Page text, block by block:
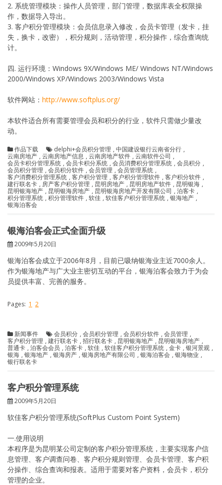
2. 系统管理模块：操作人员管理，部门管理，数据库表全权限操
作，数据导入导出。
3. 客户积分管理模块：会员信息录入修改，会员卡管理（发卡，挂
失，换卡，改密），积分规则，活动管理，积分操作，综合查询统
计。
四. 运行环境：Windows 9X/Windows ME/ Windows NT/Windows
2000/Windows XP/Windows 2003/Windows Vista
软件网站： http://www.softplus.org/
本软件适合所有需要管理会员和积分的行业，软件只需做少量改
动。
作品下载 delphi+会员积分管理 , 中国建设银行云南省分行 ,
云南房地产 , 云南房地产信息 , 云南房地产软件 , 云南软件公司 ,
会员卡积分管理系统 , 会员卡积分系统 , 会员消费积分管理系统 , 会员积分 ,
会员积分管理 , 会员积分软件 , 会员管理 , 会员管理系统 ,
客户消费积分管理系统 , 客户积分管理 , 客户积分管理软件 , 客户积分软件 ,
建行联名卡 , 房产客户积分管理 , 昆明房地产 , 昆明房地产软件 , 昆明银海 ,
昆明银海地产 , 昆明银海房地产 , 昆明银海房地产开发有限公司 , 泊客卡 ,
积分管理系统 , 积分管理软件 , 软佳 , 软佳客户积分管理系统 , 银海地产 ,
银海泊客会
银海泊客会正式全面升级
2009年5月20日
银海泊客会成立于2006年8月，目前已吸纳银海业主近7000余人。
作为银海地产与广大业主密切互动的平台，银海泊客会致力于为会
员提供丰富、完善的服务。
Pages: 1 2
新闻事件 会员积分 , 会员积分管理 , 会员积分软件 , 会员管理 ,
客户积分管理 , 建行联名卡 , 招行联名卡 , 昆明银海地产 , 昆明银海房地产 ,
普通卡 , 泊客会会员 , 泊客卡 , 软佳 , 软佳客户积分管理系统 , 金卡 , 银河景观 ,
银海 , 银海地产 , 银海房产 , 银海房地产有限公司 , 银海泊客会 , 银海物业 ,
银行联名卡
客户积分管理系统
2009年5月20日
软佳客户积分管理系统(SoftPlus Custom Point System)
一.使用说明
本程序是为昆明某公司定制的客户积分管理系统，主要实现客户信
息管理、客户调查问卷、客户积分规则管理、会员卡管理、客户积
分操作、综合查询和报表。适用于需要对客户资料，会员卡，积分
管理的企业。